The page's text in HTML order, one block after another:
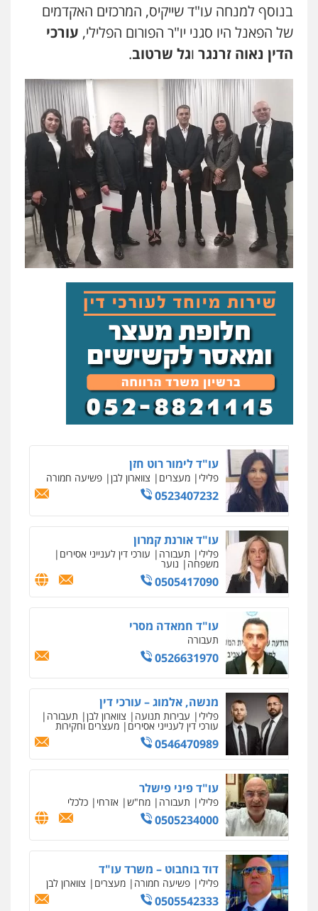
בנוסף למנחה עו"ד שייקיס, המרכזים האקדמים
של הפאנל היו סגני יו"ר הפורום הפלילי, עורכי
הדין נאוה זרנגר וגל שרטוב.
0526631970
מנשה, אלמוג – עורכי דין
עורכי דין לענייני אסירים מעצרים וחקירות
0546470989
עו"ד פיני פישלר
פלילי תעבורה מח"ש כלכלי
0505234000
דוד בוחבוט – משרד עו"ד
פלילי פשיעה חמורה מעצרים צווארון לבן
0505542333
עו"ד עידית שינו-אמיתי
פלילי עורכי דין לענייני אסירים פשיעה
חמורה מעצרים וחקירות
0507587013
עו"ד נס בן נתן
פלילי כלכלי פשיעה חמורה נוער
0505555110
עו"ד לימור רוט חזן
פלילי מעצרים צווארון לבן פשיעה חמורה
0523407232
עו"ד אורנת קמרון
פלילי תעבורה עורכי דין לענייני אסירים
משפחה נוער
0505417090
עו"ד חמאדה מסרי
תעבורה
0526631970
מנשה, אלמוג – עורכי דין
פלילי עבירות תנועה צווארון לבן תעבורה
עורכי דין לענייני אסירים מעצרים וחקירות
0546470989
עו"ד פיני פישלר
פלילי תעבורה מח"ש אזרחי כלכלי
0505234000
דוד בוחבוט – משרד עו"ד
פלילי פשיעה חמורה מעצרים צווארון לבן
0505542333
דין
0504578527
רונן הלל – מוניטין
0522508109
מקצועיים לעורכי דין
מרכז התחלה חדשה
0544500346
0504062539